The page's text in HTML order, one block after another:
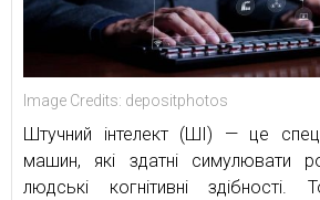
Image Credits: depositphotos
Штучний інтелект (ШІ) — це
машин, які здатні симулювати
людські когнітивні